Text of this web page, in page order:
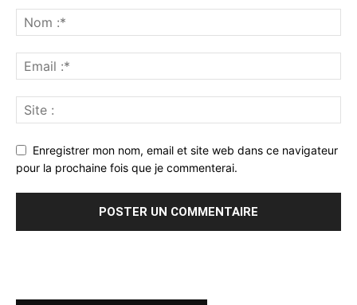
Enregistrer mon nom, email et site web dans ce navigateur
pour la prochaine fois que je commenterai.